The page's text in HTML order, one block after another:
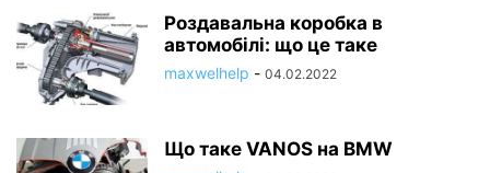
Роздавальна коробка в
автомобілі: що це таке
maxwelhelp - 04.02.2022
Що таке VANOS на BMW